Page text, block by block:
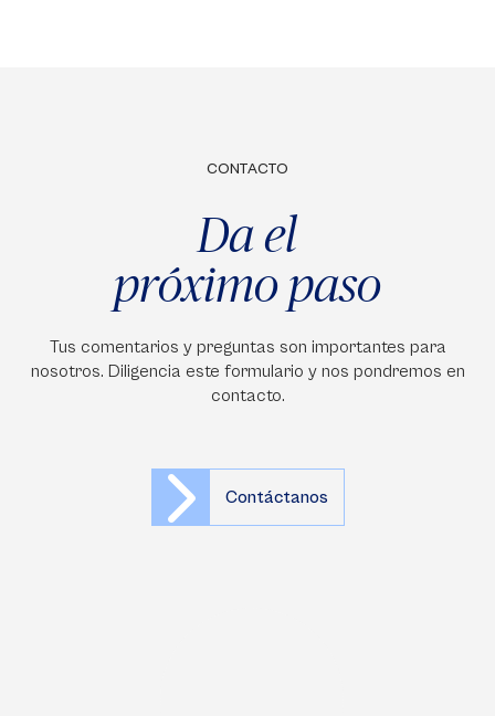
CONTACTO
Da el
próximo paso
Tus comentarios y preguntas son importantes para
nosotros. Diligencia este formulario y nos pondremos en
contacto.
Contáctanos